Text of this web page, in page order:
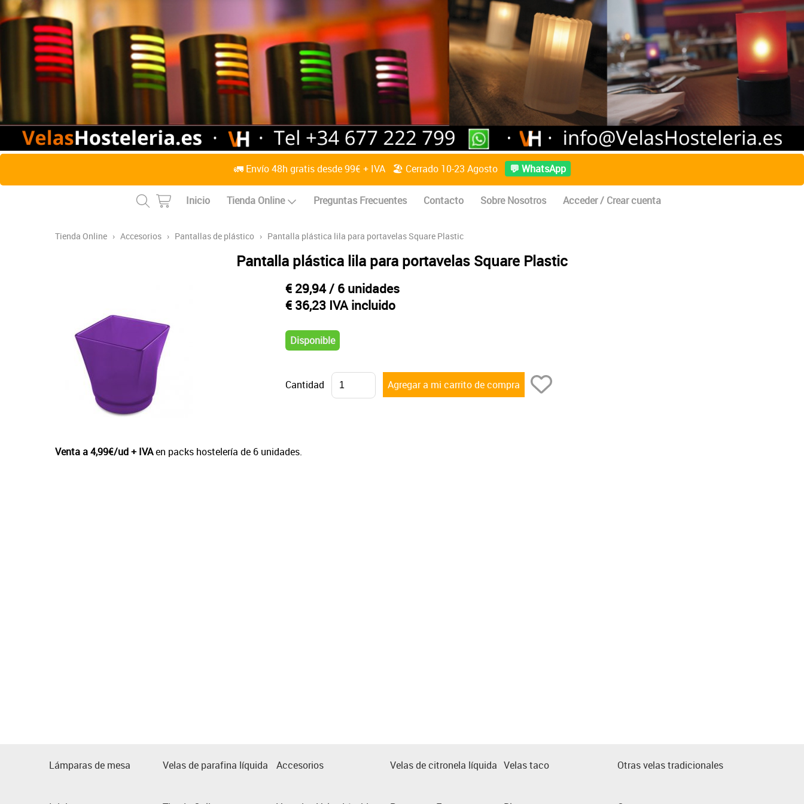
🚛 Envío 48h gratis desde 99€ + IVA 🏖️ Cerrado 10-23 Agosto 💬 WhatsApp
Inicio Tienda Online Preguntas Frecuentes Contacto Sobre Nosotros Acceder / Crear cuenta
Tienda Online › Accesorios › Pantallas de plástico › Pantalla plástica lila para portavelas Square Plastic
Pantalla plástica lila para portavelas Square Plastic
€ 29,94/ 6 unidades
€ 36,23 IVA incluido
Disponible
Cantidad
Venta a 4,99€/ud + IVAen packs hostelería de 6 unidades.
Lámparas de mesa Velas de parafina líquida Accesorios Velas de citronela líquida Velas taco Otras velas tradicionales